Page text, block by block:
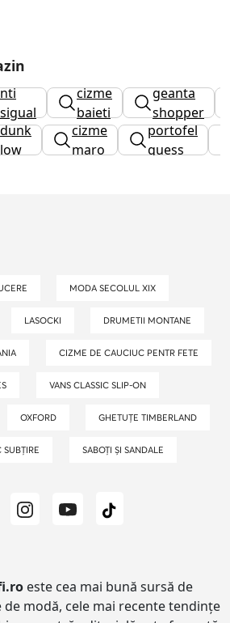
cizme
baieti
geanta
shopper
dunk
low
cizme
maro
portofel
guess
MODA SECOLUL XIX
LASOCKI DRUMETII MONTANE
CIZME DE CAUCIUC PENTR FETE
VANS CLASSIC SLIP-ON
OXFORD GHETUȚE TIMBERLAND
SUBȚIRE SABOȚI ȘI SANDALE
este cea mai bună sursă de
modă, cele mai recente tendințe